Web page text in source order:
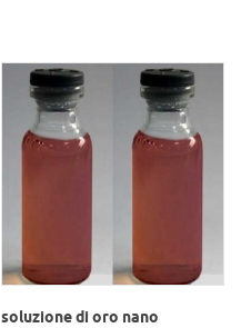
soluzione di oro nano